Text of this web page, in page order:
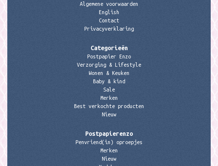
Algemene voorwaarden
English
Contact
Privacyverklaring
Categorieën
Postpapier Enzo
Verzorging & Lifestyle
Wonen & Keuken
Baby & kind
Sale
Merken
Best verkochte producten
Nieuw
Postpapierenzo
Penvriend(in) oproepjes
Merken
Nieuw